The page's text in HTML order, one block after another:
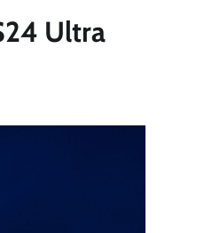
Ultra